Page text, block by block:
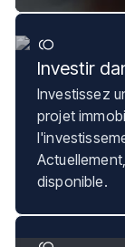
Investir
Investissez
projet
disponible.